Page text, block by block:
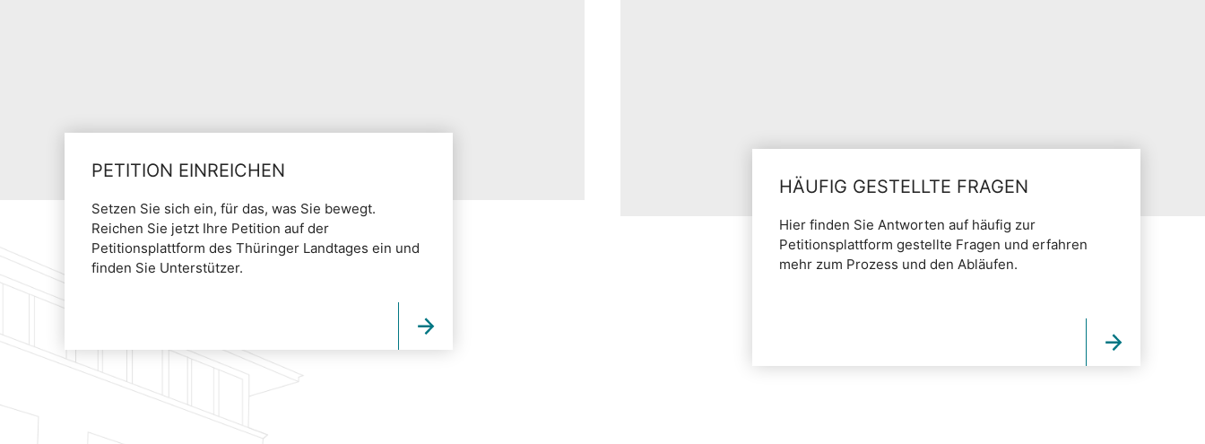
PETITION EINREICHEN
Setzen Sie sich ein, für das, was Sie bewegt.
Reichen Sie jetzt Ihre Petition auf der
Petitionsplattform des Thüringer Landtages ein und
finden Sie Unterstützer.
HÄUFIG GESTELLTE FRAGEN
Hier finden Sie Antworten auf häufig zur
Petitionsplattform gestellte Fragen und erfahren
mehr zum Prozess und den Abläufen.